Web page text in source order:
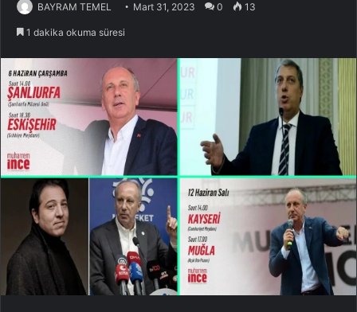
BAYRAM TEMEL Mart 31, 2023 0 13
1 dakika okuma süresi